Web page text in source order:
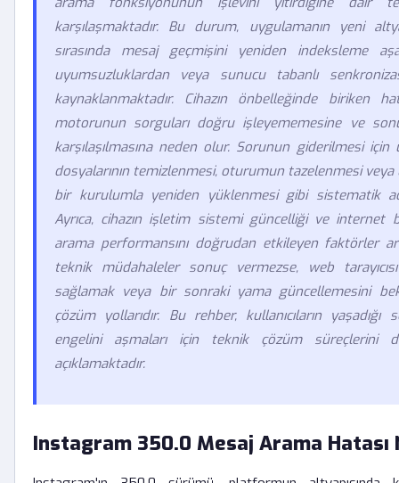
karşılaşmaktadır. Bu durum, uygulamanın yeni
sırasında mesaj geçmişini yeniden indeksleme
uyumsuzluklardan veya sunucu tabanlı
kaynaklanmaktadır. Cihazın önbelleğinde biriken
motorunun sorguları doğru işleyememesine ve
karşılaşılmasına neden olur. Sorunun giderilmesi için
dosyalarının temizlenmesi, oturumun tazelenmesi veya
bir kurulumla yeniden yüklenmesi gibi sistematik
Ayrıca, cihazın işletim sistemi güncelliği ve internet
arama performansını doğrudan etkileyen faktörler
teknik müdahaleler sonuç vermezse, web
sağlamak veya bir sonraki yama güncellemesini
çözüm yollarıdır. Bu rehber, kullanıcıların
engelini aşmaları için teknik çözüm süreçlerini
açıklamaktadır.
Instagram 350.0 Mesaj Arama Hatası